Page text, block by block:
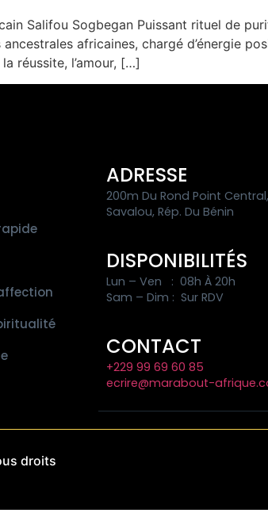
Salifou Sogbegan Puissant rituel de
africaines, chargé d’énergie
réussite, l’amour, […]
ADRESSE
200m Du Rond Point Central,
Savalou, Rép. Du Bénin
DISPONIBILITÉS
Lun – Ven : 08h À 20h
Sam – Dim : Sur RDV
CONTACT
+229 99 69 60 85
ecrire@marabout-
droits